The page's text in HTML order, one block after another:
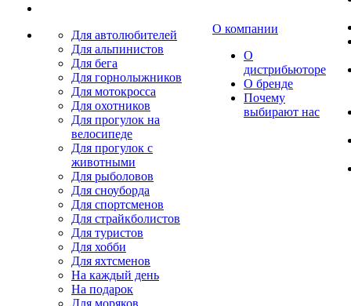
Для автолюбителей
Для альпинистов
Для бега
Для горнолыжников
Для мотокросса
Для охотников
Для прогулок на
велосипеде
Для прогулок с
животными
Для рыболовов
Для сноуборда
Для спортсменов
Для страйкболистов
Для туристов
Для хобби
Для яхтсменов
На каждый день
На подарок
Для моряков
О компании
О
дистрибьюторе
О бренде
Почему
выбирают нас